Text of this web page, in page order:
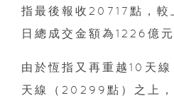
指最後報收20717點，
日總成交金額為1226億元
由於恆指又再重越10天
天線（20299點）之上